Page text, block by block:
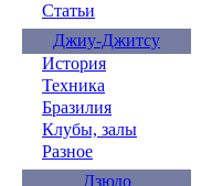
Статьи
Джиу-Джитсу
История
Техника
Бразилия
Клубы, залы
Разное
Дзюдо